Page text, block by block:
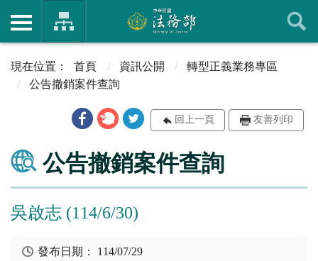
首頁 資訊公開
轉型正義業務專區
公告撤銷案件查詢
回上一頁 友善列印
公告撤銷案件查詢
吳啟志 (114/6/30)
發布日期： 114/07/29